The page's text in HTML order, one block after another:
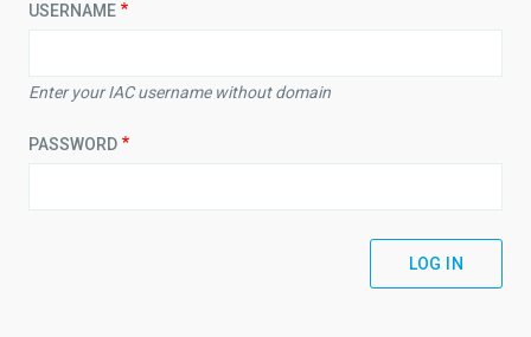
USERNAME
Enter your IAC username without domain
PASSWORD